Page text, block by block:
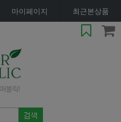
마이페이지 최근본상품